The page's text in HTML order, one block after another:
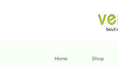
Home Shop